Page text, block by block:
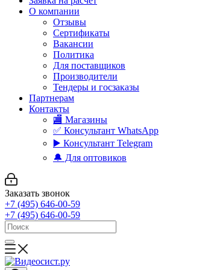
О компании
Отзывы
Сертификаты
Вакансии
Политика
Для поставщиков
Производители
Тендеры и госзаказы
Партнерам
Контакты
🏬 Магазины
✅️ Консультант WhatsApp
▶️ Консультант Telegram
🔔 Для оптовиков
Заказать звонок
+7 (495) 646-00-59
+7 (495) 646-00-59